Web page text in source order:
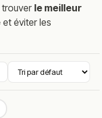
le meilleur
et éviter les